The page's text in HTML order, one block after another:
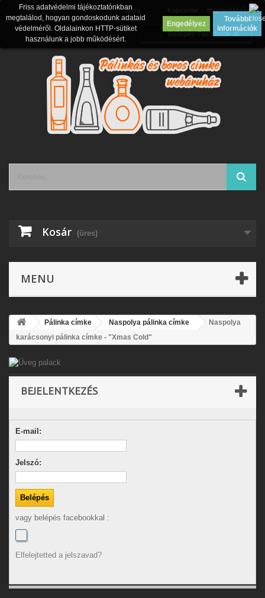
Bejelentkezés
Blog
Belépés Facebook-al
Kosár (üres)
MENU
Friss adatvédelmi tájékoztatónkban
megtalálod, hogyan gondoskodunk adataid
védelméről. Oldalainkon HTTP-sütiket
használunk a jobb működésért.
Engedélyez
További
információk
Pálinka címke Naspolya pálinka címke
Naspolya
karácsonyi pálinka címke - "Xmas Cold"
BEJELENTKEZÉS
E-mail:
Jelszó:
vagy belépés facebookkal :
Elfelejtetted a jelszavad?